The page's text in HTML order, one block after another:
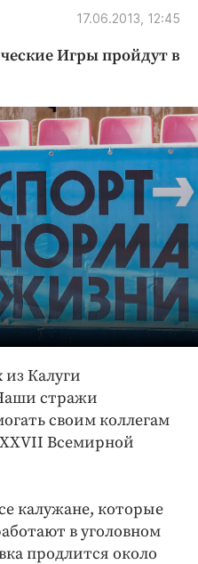
17.06.2013, 12:45
Игры пройдут в
Калуги
стражи
своим коллегам
XXVII Всемирной
калужане, которые
в уголовном
продлится около